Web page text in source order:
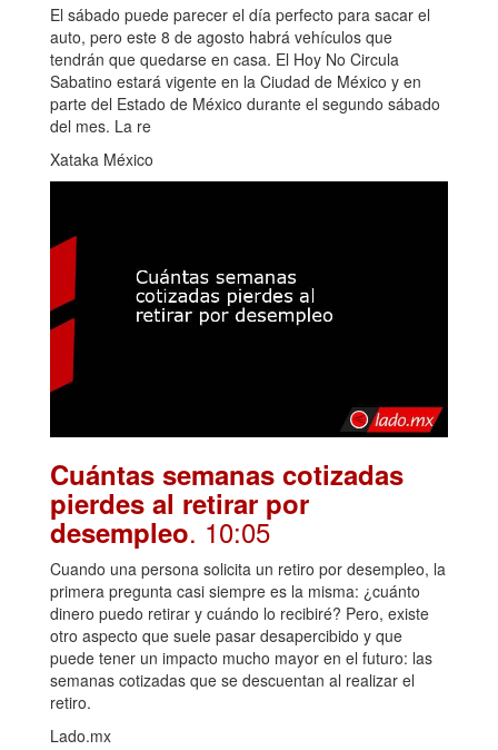
El sábado puede parecer el día perfecto para sacar el
auto, pero este 8 de agosto habrá vehículos que
tendrán que quedarse en casa. El Hoy No Circula
Sabatino estará vigente en la Ciudad de México y en
parte del Estado de México durante el segundo sábado
del mes. La re
Xataka México
Cuántas semanas cotizadas
pierdes al retirar por
desempleo. 10:05
Cuando una persona solicita un retiro por desempleo, la
primera pregunta casi siempre es la misma: ¿cuánto
dinero puedo retirar y cuándo lo recibiré? Pero, existe
otro aspecto que suele pasar desapercibido y que
puede tener un impacto mucho mayor en el futuro: las
semanas cotizadas que se descuentan al realizar el
retiro.
Lado.mx